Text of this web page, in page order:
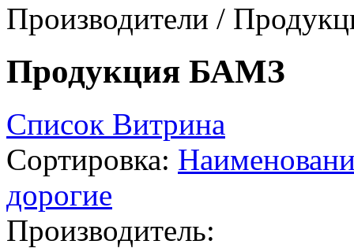
Производители /
Продукция БАМЗ
Список Витрина
Сортировка:
дорогие
Производитель: